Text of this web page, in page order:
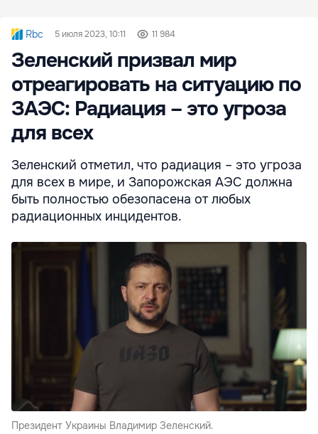
Rbc 5 июля 2023, 10:11 11 984
Зеленский призвал мир
отреагировать на ситуацию по
ЗАЭС: Радиация – это угроза
для всех
Зеленский отметил, что радиация – это угроза
для всех в мире, и Запорожская АЭС должна
быть полностью обезопасена от любых
радиационных инцидентов.
Президент Украины Владимир Зеленский.